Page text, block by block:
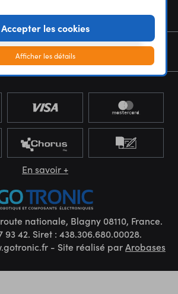
CONNAÎTRE
NEWSLETTER
En savoir +
nationale, Blagny 08110, France.
93 42. Siret : 438.306.680.00028.
- Site réalisé parArobases
Accepter les cookies
Afficher les détails